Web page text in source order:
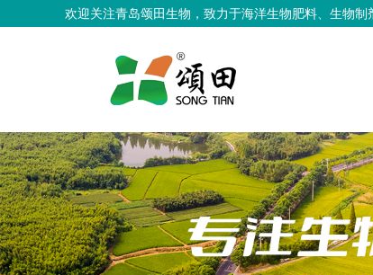
欢迎关注青岛颂田生物，致力于海洋生物肥料、生物